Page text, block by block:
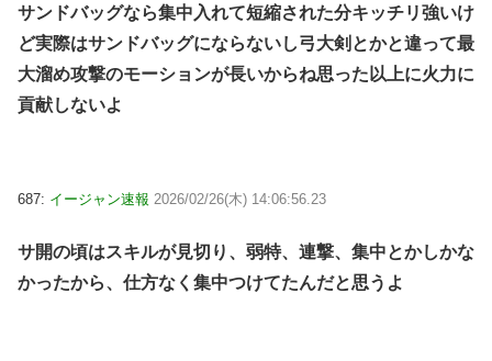
サンドバッグなら集中入れて短縮された分キッチリ強いけ
ど実際はサンドバッグにならないし弓大剣とかと違って最
大溜め攻撃のモーションが長いからね思った以上に火力に
貢献しないよ
687: イージャン速報 2026/02/26(木) 14:06:56.23
サ開の頃はスキルが見切り、弱特、連撃、集中とかしかな
かったから、仕方なく集中つけてたんだと思うよ